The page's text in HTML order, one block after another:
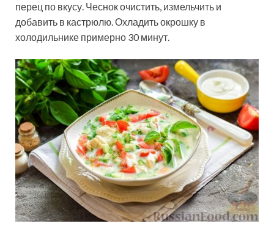
перец по вкусу. Чеснок очистить, измельчить и
добавить в кастрюлю. Охладить окрошку в
холодильнике примерно 30 минут.